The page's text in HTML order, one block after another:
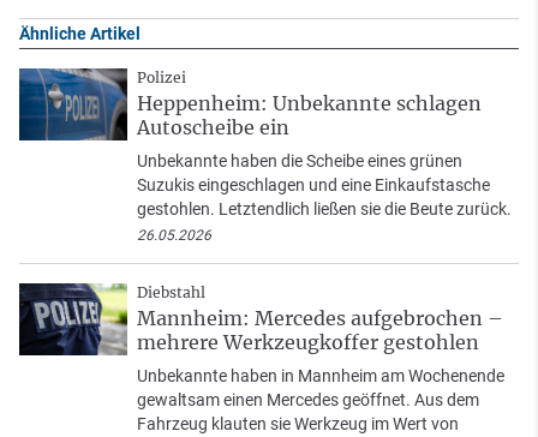
Ähnliche Artikel
Polizei
Heppenheim: Unbekannte schlagen
Autoscheibe ein
Unbekannte haben die Scheibe eines grünen
Suzukis eingeschlagen und eine Einkaufstasche
gestohlen. Letztendlich ließen sie die Beute zurück.
26.05.2026
Diebstahl
Mannheim: Mercedes aufgebrochen –
mehrere Werkzeugkoffer gestohlen
Unbekannte haben in Mannheim am Wochenende
gewaltsam einen Mercedes geöffnet. Aus dem
Fahrzeug klauten sie Werkzeug im Wert von